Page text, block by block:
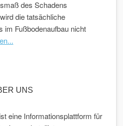
des Schadens
die tatsächliche
im Fußbodenaufbau nicht
UNS
eine Informationsplattform für